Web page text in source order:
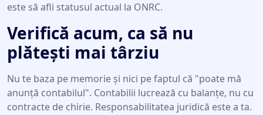
este să afli statusul actual la ONRC.
Verifică acum, ca să nu
plătești mai târziu
Nu te baza pe memorie și nici pe faptul că "poate mă
anunță contabilul". Contabilii lucrează cu balanțe, nu cu
contracte de chirie. Responsabilitatea juridică este a ta.